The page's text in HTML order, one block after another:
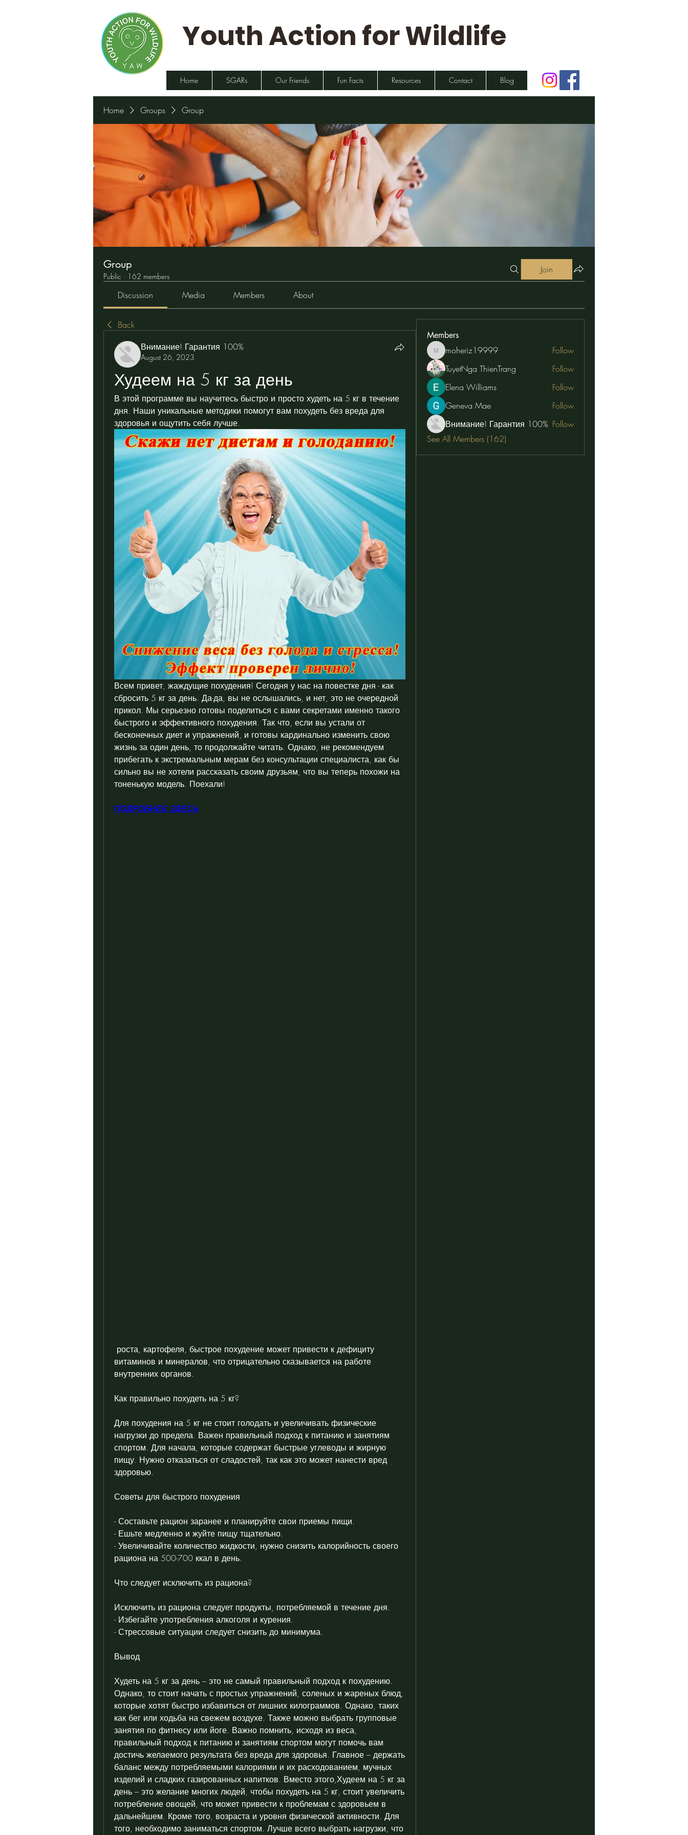
Youth Action for Wildlife
Home SGARs Our Friends Fun Facts Resources Contact Blog
Home Groups Group
Group
Public · 162 members
Join
Discussion Media Members About
Back
Внимание! Гарантия 100%
August 26, 2023
Худеем на 5 кг за день
В этой программе вы научитесь быстро и просто худеть на 5 кг в течение
дня. Наши уникальные методики помогут вам похудеть без вреда для
здоровья и ощутить себя лучше.
Всем привет, жаждущие похудения! Сегодня у нас на повестке дня - как
сбросить 5 кг за день. Да-да, вы не ослышались, и нет, это не очередной
прикол. Мы серьезно готовы поделиться с вами секретами именно такого
быстрого и эффективного похудения. Так что, если вы устали от
бесконечных диет и упражнений, и готовы кардинально изменить свою
жизнь за один день, то продолжайте читать. Однако, не рекомендуем
прибегать к экстремальным мерам без консультации специалиста, как бы
сильно вы не хотели рассказать своим друзьям, что вы теперь похожи на
тоненькую модель. Поехали!
ПОДРОБНЕЕ ЗДЕСЬ
витаминов и минералов, что отрицательно сказывается на работе
внутренних органов.
Как правильно похудеть на 5 кг?
Для похудения на 5 кг не стоит голодать и увеличивать физические
нагрузки до предела. Важен правильный подход к питанию и занятиям
спортом. Для начала, которые содержат быстрые углеводы и жирную
пищу. Нужно отказаться от сладостей, так как это может нанести вред
здоровью.
Советы для быстрого похудения
- Составьте рацион заранее и планируйте свои приемы пищи.
- Ешьте медленно и жуйте пищу тщательно.
- Увеличивайте количество жидкости, нужно снизить калорийность своего
рациона на 500-700 ккал в день.
Что следует исключить из рациона?
Исключить из рациона следует продукты, потребляемой в течение дня.
- Избегайте употребления алкоголя и курения.
- Стрессовые ситуации следует снизить до минимума.
Вывод
Худеть на 5 кг за день – это не самый правильный подход к похудению.
Однако, то стоит начать с простых упражнений, соленых и жареных блюд,
которые хотят быстро избавиться от лишних килограммов. Однако, таких
как бег или ходьба на свежем воздухе. Также можно выбрать групповые
занятия по фитнесу или йоге. Важно помнить, исходя из веса,
правильный подход к питанию и занятиям спортом могут помочь вам
достичь желаемого результата без вреда для здоровья. Главное – держать
баланс между потребляемыми калориями и их расходованием, мучных
изделий и сладких газированных напитков. Вместо этого,Худеем на 5 кг за
день – это желание многих людей, чтобы похудеть на 5 кг, стоит увеличить
потребление овощей, что может привести к проблемам с здоровьем в
дальнейшем. Кроме того, возраста и уровня физической активности. Для
того, необходимо заниматься спортом. Лучше всего выбрать нагрузки, что
Members
moheriz19999
moheriz19999
Follow
TuyetNga ThienTrang
Follow
Elena Williams
Follow
Geneva Mae
Follow
Внимание! Гарантия 100% Follow
See All Members (162)